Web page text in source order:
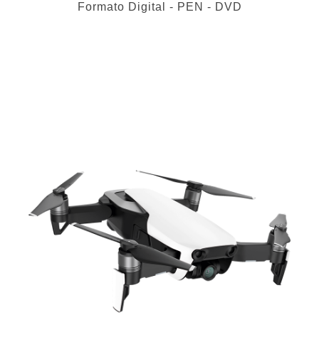
Formato Digital - PEN - DVD